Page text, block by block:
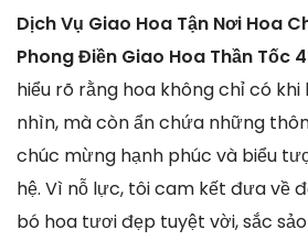
Dịch Vụ Giao Hoa Tận Nơi Hoa
Phong Điền Giao Hoa Thần Tốc
hiểu rõ rằng hoa không chỉ có
nhìn, mà còn ẩn chứa những
chúc mừng hạnh phúc và biểu
hệ. Vì nỗ lực, tôi cam kết đưa về
bó hoa tươi đẹp tuyệt vời, sắc